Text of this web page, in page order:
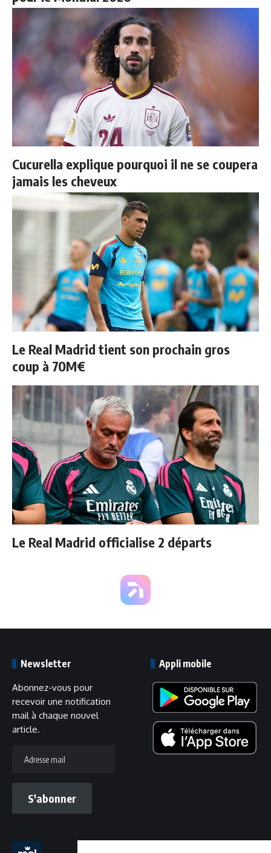
Cucurella explique pourquoi il ne se coupera
jamais les cheveux
Le Real Madrid tient son prochain gros
coup à 70M€
Le Real Madrid officialise 2 départs
Newsletter
Abonnez-vous pour
recevoir une notification
mail à chaque nouvel
article.
mail
S'abonner
Appli mobile